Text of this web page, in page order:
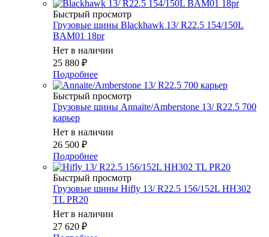
Быстрый просмотр
Грузовые шины Blackhawk 13/ R22.5 154/150L
BAM01 18pr
Нет в наличии
25 880 ₽
Подробнее
Быстрый просмотр
Грузовые шины Annaite/Amberstone 13/ R22.5 700
карьер
Нет в наличии
26 500 ₽
Подробнее
Быстрый просмотр
Грузовые шины Hifly 13/ R22.5 156/152L HH302
TL PR20
Нет в наличии
27 620 ₽